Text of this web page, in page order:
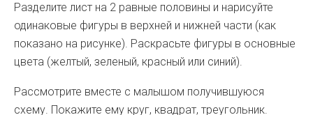
Разделите лист на 2 равные половины и нарисуйте
одинаковые фигуры в верхней и нижней части (как
показано на рисунке). Раскрасьте фигуры в основные
цвета (желтый, зеленый, красный или синий).
Рассмотрите вместе с малышом получившуюся
схему. Покажите ему круг, квадрат, треугольник.